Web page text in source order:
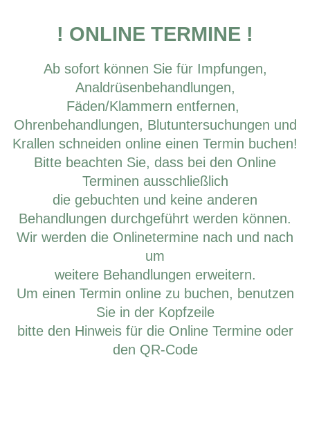
! ONLINE TERMINE !
Ab sofort können Sie für Impfungen,
Analdrüsenbehandlungen,
Fäden/Klammern entfernen,
Ohrenbehandlungen, Blutuntersuchungen und
Krallen schneiden online einen Termin buchen!
Bitte beachten Sie, dass bei den Online
Terminen ausschließlich
die gebuchten und keine anderen
Behandlungen durchgeführt werden können.
Wir werden die Onlinetermine nach und nach
um
weitere Behandlungen erweitern.
Um einen Termin online zu buchen, benutzen
Sie in der Kopfzeile
bitte den Hinweis für die Online Termine oder
den QR-Code